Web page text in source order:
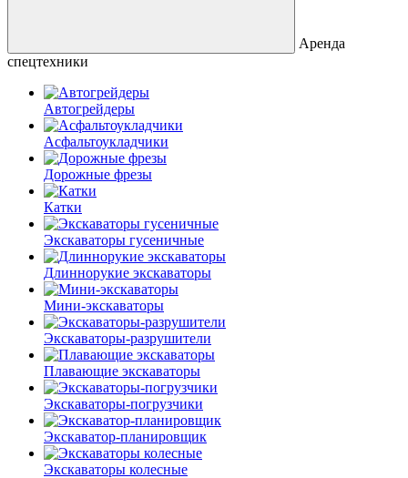
Аренда
спецтехники
Автогрейдеры
Асфальто­укладчики
Дорожные фрезы
Катки
Экскаваторы гусеничные
Длиннорукие экскаваторы
Мини-экскаваторы
Экскаваторы-разрушители
Плавающие экскаваторы
Экскаваторы-погрузчики
Экскаватор-планировщик
Экскаваторы колесные